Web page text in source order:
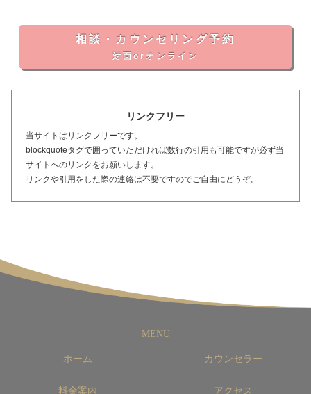
相談・カウンセリング予約
対面orオンライン
リンクフリー
当サイトはリンクフリーです。
blockquoteタグで囲っていただければ数行の引用も可能ですが必ず当
サイトへのリンクをお願いします。
リンクや引用をした際の連絡は不要ですのでご自由にどうぞ。
ホーム カウンセラー
料金案内 アクセス